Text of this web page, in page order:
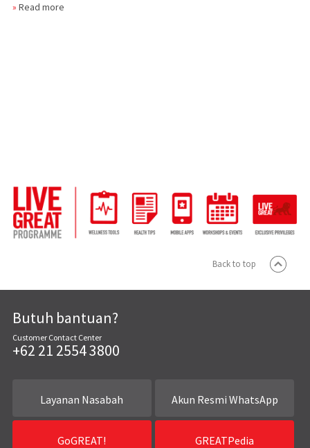
» Read more
Back to top
Butuh bantuan?
Customer Contact Center
+62 21 2554 3800
Layanan Nasabah Akun Resmi WhatsApp
GoGREAT! GREATPedia